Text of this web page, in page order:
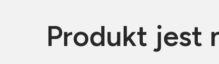
Produkt jest